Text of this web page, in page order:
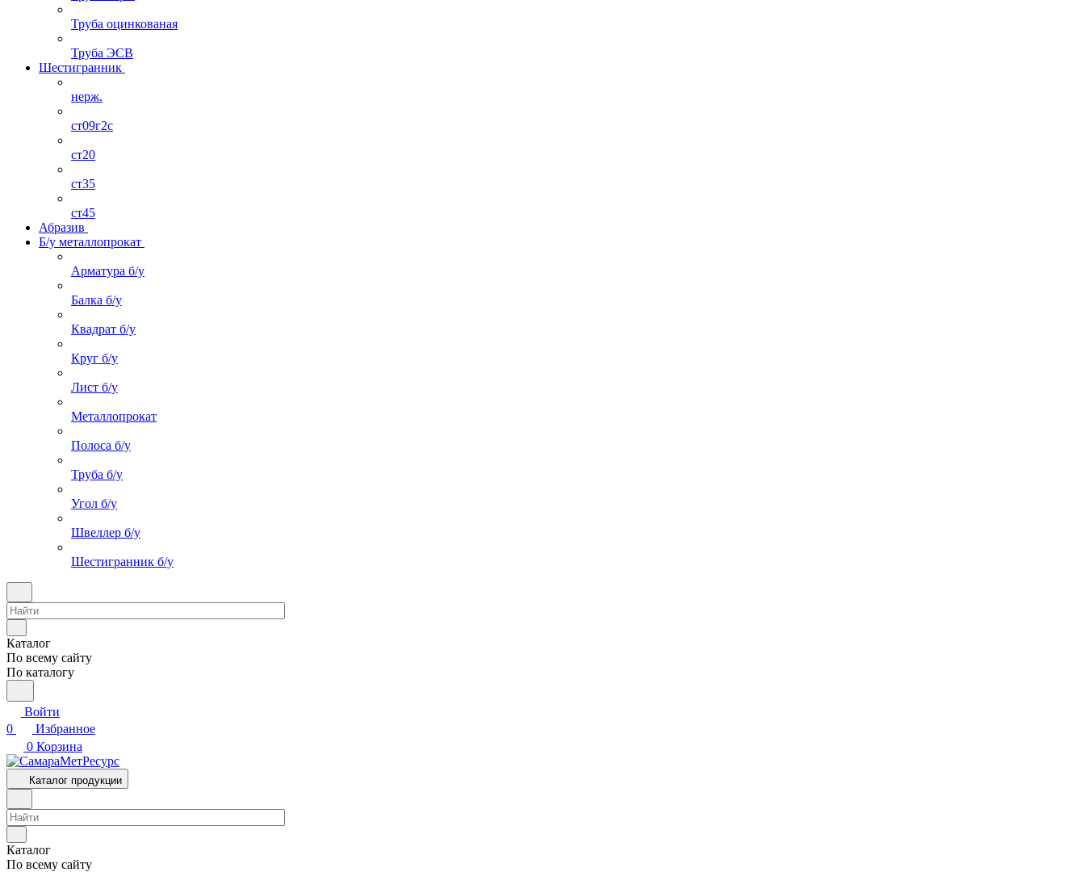
Труба оцинкованая
Труба ЭСВ
Шестигранник
нерж.
ст09г2с
ст20
ст35
ст45
Абразив
Б/у металлопрокат
Арматура б/у
Балка б/у
Квадрат б/у
Круг б/у
Лист б/у
Металлопрокат
Полоса б/у
Труба б/у
Угол б/у
Швеллер б/у
Шестигранник б/у
Каталог
По всему сайту
По каталогу
Войти
0
Избранное
0 Корзина
Каталог продукции
Каталог
По всему сайту